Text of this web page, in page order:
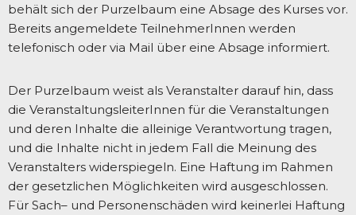
behält sich der Purzelbaum eine Absage des Kurses vor.
Bereits angemeldete TeilnehmerInnen werden
telefonisch oder via Mail über eine Absage informiert.
Der Purzelbaum weist als Veranstalter darauf hin, dass
die VeranstaltungsleiterInnen für die Veranstaltungen
und deren Inhalte die alleinige Verantwortung tragen,
und die Inhalte nicht in jedem Fall die Meinung des
Veranstalters widerspiegeln. Eine Haftung im Rahmen
der gesetzlichen Möglichkeiten wird ausgeschlossen.
Für Sach– und Personenschäden wird keinerlei Haftung